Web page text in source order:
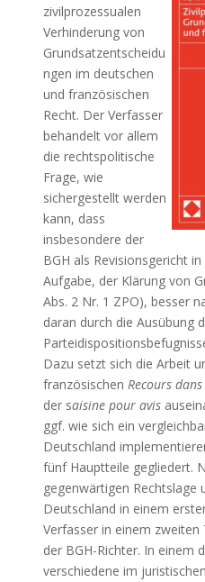
zivilprozessualen
Verhinderung von
Grundsatzentscheidu
ngen im deutschen
und französischen
Recht. Der Verfasser
behandelt vor allem
die rechtspolitische
Frage, wie
sichergestellt werden
kann, dass
insbesondere der
BGH als Revisionsgericht
Aufgabe, der Klärung von
Abs. 2 Nr. 1 ZPO), besser
daran durch die Ausübung
Dazu setzt sich die Arbeit
französischen Recours
der saisine pour avis
ggf. wie sich ein
Deutschland
fünf Hauptteile gegliedert.
gegenwärtigen Rechtslage
Deutschland in einem
Verfasser in einem
der BGH-Richter. In einem
verschiedene im